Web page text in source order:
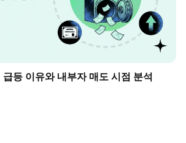
등 이유와 내부자 매도 시점 분석